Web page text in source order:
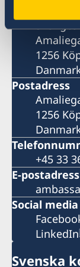
1256
Postadress
1256
+45 33
E-postadress
Social media
LinkedIn
Svenska